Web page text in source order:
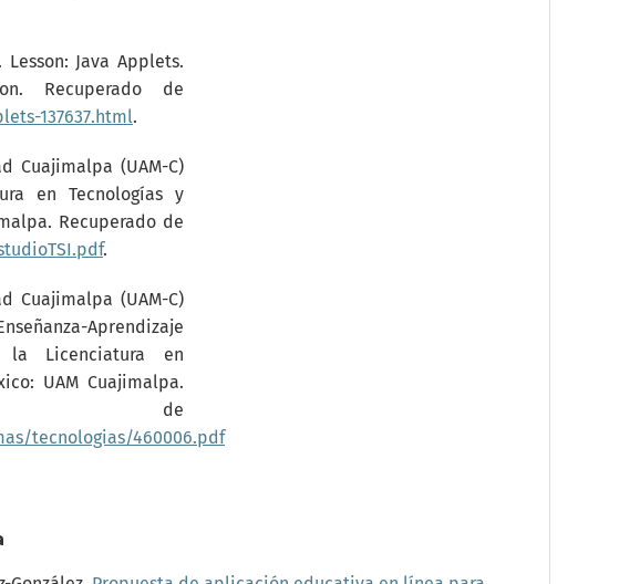
Java Applets.
Recuperado de
137637.html.
Cuajimalpa (UAM-C)
en Tecnologías y
Recuperado de
.
Cuajimalpa (UAM-C)
Aprendizaje
la Licenciatura en
UAM Cuajimalpa.
de
tecnologias/460006.pdf